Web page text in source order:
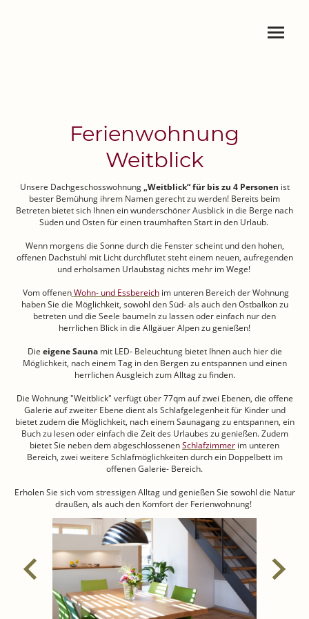
Ferienwohnung
Weitblick
Unsere Dachgeschosswohnung„Weitblick“ für bis zu 4 Personen ist
bester Bemühung ihrem Namen gerecht zu werden! Bereits beim
Betreten bietet sich Ihnen ein wunderschöner Ausblick in die Berge nach
Süden und Osten für einen traumhaften Start in den Urlaub.
Wenn morgens die Sonne durch die Fenster scheint und den hohen,
offenen Dachstuhl mit Licht durchflutet steht einem neuen, aufregenden
und erholsamen Urlaubstag nichts mehr im Wege!
Vom offenen Wohn- und Essbereichim unteren Bereich der Wohnung
haben Sie die Möglichkeit, sowohl den Süd- als auch den Ostbalkon zu
betreten und die Seele baumeln zu lassen oder einfach nur den
herrlichen Blick in die Allgäuer Alpen zu genießen!
Die eigene Saunamit LED- Beleuchtung bietet Ihnen auch hier die
Möglichkeit, nach einem Tag in den Bergen zu entspannen und einen
herrlichen Ausgleich zum Alltag zu finden.
Die Wohnung "Weitblick" verfügt über 77qm auf zwei Ebenen, die offene
Galerie auf zweiter Ebene dient als Schlafgelegenheit für Kinder und
bietet zudem die Möglichkeit, nach einem Saunagang zu entspannen, ein
Buch zu lesen oder einfach die Zeit des Urlaubes zu genießen. Zudem
bietet Sie neben dem abgeschlossenenSchlafzimmer im unteren
Bereich, zwei weitere Schlafmöglichkeiten durch ein Doppelbett im
offenen Galerie- Bereich.
Erholen Sie sich vom stressigen Alltag und genießen Sie sowohl die Natur
draußen, als auch den Komfort der Ferienwohnung!